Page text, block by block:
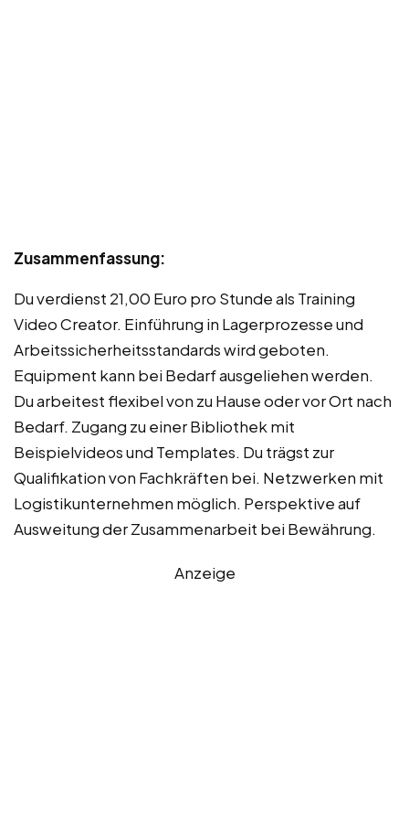
Zusammenfassung:
Du verdienst 21,00 Euro pro Stunde als Training
Video Creator. Einführung in Lagerprozesse und
Arbeitssicherheitsstandards wird geboten.
Equipment kann bei Bedarf ausgeliehen werden.
Du arbeitest flexibel von zu Hause oder vor Ort nach
Bedarf. Zugang zu einer Bibliothek mit
Beispielvideos und Templates. Du trägst zur
Qualifikation von Fachkräften bei. Netzwerken mit
Logistikunternehmen möglich. Perspektive auf
Ausweitung der Zusammenarbeit bei Bewährung.
Anzeige